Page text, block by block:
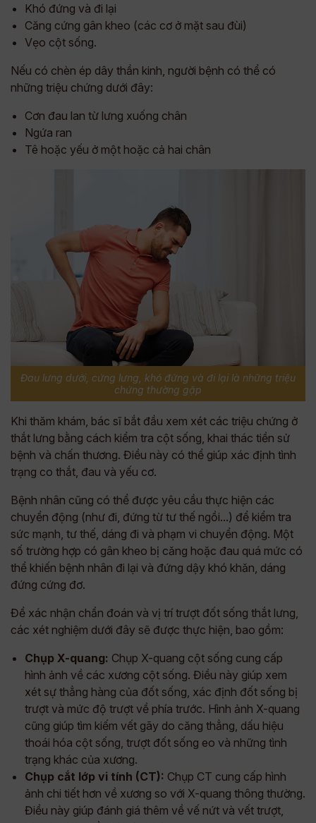
Khó đứng và đi lại
Căng cứng gân kheo (các cơ ở mặt sau đùi)
Vẹo cột sống.
Nếu có chèn ép dây thần kinh, người bệnh có thể có
những triệu chứng dưới đây:
Cơn đau lan từ lưng xuống chân
Ngứa ran
Tê hoặc yếu ở một hoặc cả hai chân
Đau lưng dưới, cứng lưng, khó đứng và đi lại là những triệu
chứng thường gặp
Khi thăm khám, bác sĩ bắt đầu xem xét các triệu chứng ở
thắt lưng bằng cách kiểm tra cột sống, khai thác tiền sử
bệnh và chấn thương. Điều này có thể giúp xác định tình
trạng co thắt, đau và yếu cơ.
Bệnh nhân cũng có thể được yêu cầu thực hiện các
chuyển động (như đi, đứng từ tư thế ngồi...) để kiểm tra
sức mạnh, tư thế, dáng đi và phạm vi chuyển động. Một
số trường hợp có gân kheo bị căng hoặc đau quá mức có
thể khiến bệnh nhân đi lại và đứng dậy khó khăn, dáng
đứng cứng đơ.
Để xác nhận chẩn đoán và vị trí trượt đốt sống thắt lưng,
các xét nghiệm dưới đây sẽ được thực hiện, bao gồm:
Chụp X-quang: Chụp X-quang cột sống cung cấp
hình ảnh về các xương cột sống. Điều này giúp xem
xét sự thẳng hàng của đốt sống, xác định đốt sống bị
trượt và mức độ trượt về phía trước. Hình ảnh X-quang
cũng giúp tìm kiếm vết gãy do căng thẳng, dấu hiệu
thoái hóa cột sống, trượt đốt sống eo và những tình
trạng khác của xương.
Chụp cắt lớp vi tính (CT): Chụp CT cung cấp hình
ảnh chi tiết hơn về xương so với X-quang thông thường.
Điều này giúp đánh giá thêm về vế nứt và vết trượt,